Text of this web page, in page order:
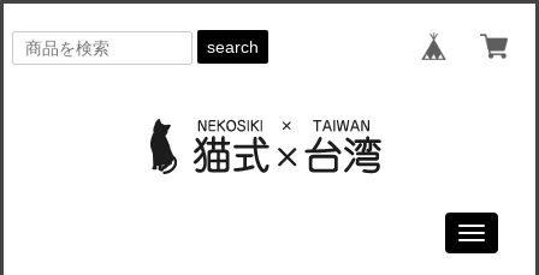
search
Toggle